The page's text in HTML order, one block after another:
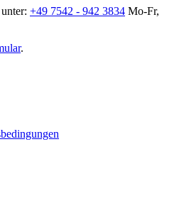
+49 7542 - 942 3834 Mo-Fr,
.